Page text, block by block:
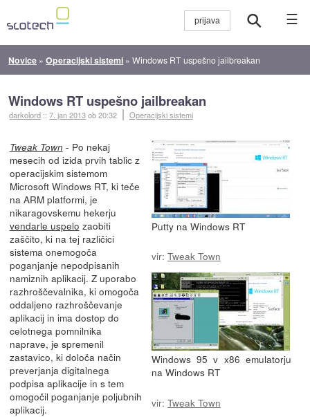
☰
Novice »Operacijski sistemi »Windows RT uspešno jailbreakan
Windows RT uspešno jailbreakan
darkolord ::7. jan 2013ob 20:32 Operacijski sistemi
Putty na Windows RT
vir: Tweak Town
Windows 95 v x86 emulatorju
na Windows RT
vir: Tweak Town
Tweak Town - Po nekaj
mesecih od izida prvih tablic z
operacijskim sistemom
Microsoft Windows RT, ki teče
na ARM platformi, je
nikaragovskemu hekerju
vendarle uspelo zaobiti
zaščito, ki na tej različici
sistema onemogoča
poganjanje nepodpisanih
namiznih aplikacij. Z uporabo
razhroščevalnika, ki omogoča
oddaljeno razhroščevanje
aplikacij in ima dostop do
celotnega pomnilnika
naprave, je spremenil
zastavico, ki določa način
preverjanja digitalnega
podpisa aplikacije in s tem
omogočil poganjanje poljubnih
aplikacij.